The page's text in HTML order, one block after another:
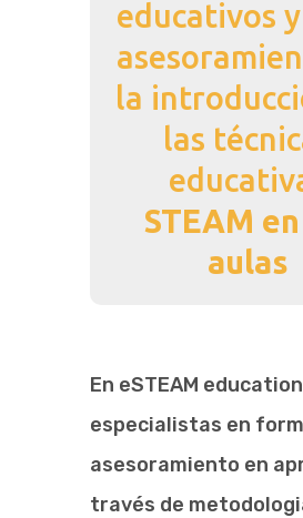
educativos
la
las
STEAM
aulas
En eSTEAM
especialistas en
asesoramiento en
través de